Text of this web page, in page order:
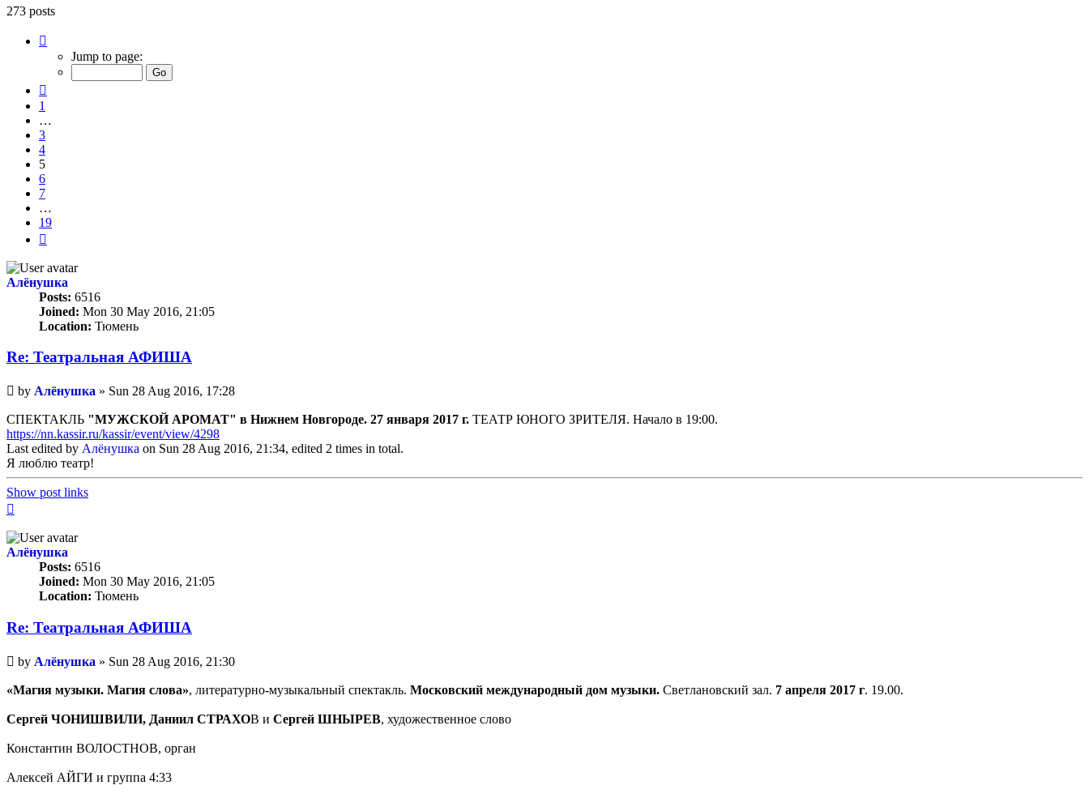
273 posts
Jump to page:
1
…
3
4
5
6
7
…
19
Алёнушка
Posts: 6516
Joined: Mon 30 May 2016, 21:05
Location: Тюмень
Re: Театральная АФИША
Unread
post
by Алёнушка » Sun 28 Aug 2016, 17:28
СПЕКТАКЛЬ "МУЖСКОЙ АРОМАТ" в Нижнем Новгороде. 27 января 2017 г. ТЕАТР ЮНОГО ЗРИТЕЛЯ. Начало в 19:00.
https://nn.kassir.ru/kassir/event/view/4298
Last edited by Алёнушка on Sun 28 Aug 2016, 21:34, edited 2 times in total.
Я люблю театр!
Show post links
Алёнушка
Posts: 6516
Joined: Mon 30 May 2016, 21:05
Location: Тюмень
Re: Театральная АФИША
Unread
post
by Алёнушка » Sun 28 Aug 2016, 21:30
«Магия музыки. Магия слова», литературно-музыкальный спектакль. Московский международный дом музыки. Светлановский зал. 7 апреля 2017 г. 19.00.
Сергей ЧОНИШВИЛИ, Даниил СТРАХОВ и Сергей ШНЫРЕВ, художественное слово
Константин ВОЛОСТНОВ, орган
Алексей АЙГИ и группа 4:33